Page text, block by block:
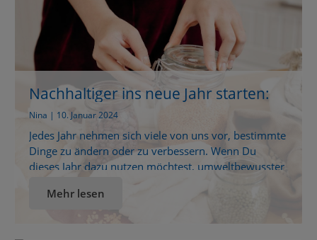
Nachhaltiger ins neue Jahr starten:
Einfache Tipps für den Alltag
Nina | 10. Januar 2024
Jedes Jahr nehmen sich viele von uns vor, bestimmte
Dinge zu ändern oder zu verbessern. Wenn Du
dieses Jahr dazu nutzen möchtest, umweltbewusster
kompliziert oder weißt nicht, wo Du anfangen sollst,
tatsächlich zahlreiche unkomplizierte Wege, wie […]
Mehr lesen